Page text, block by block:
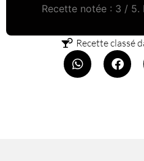
Recette notée : 3 / 5.
Recette classé